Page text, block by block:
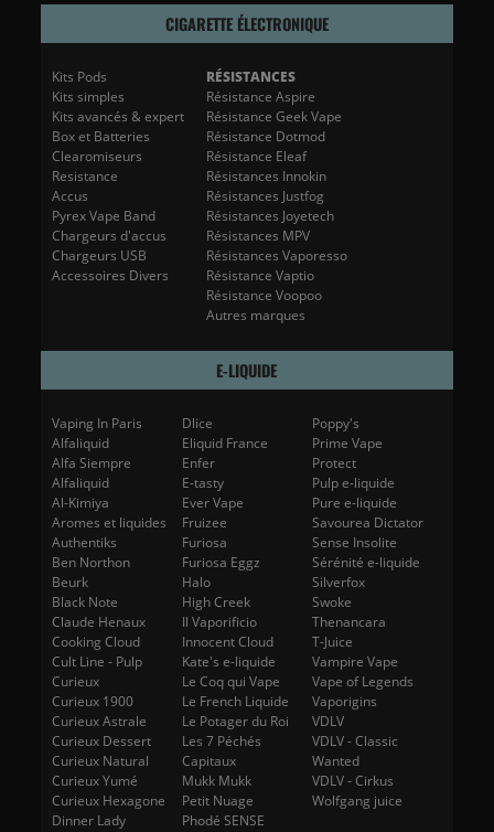
CIGARETTE ÉLECTRONIQUE
Kits Pods
Kits simples
Kits avancés & expert
Box et Batteries
Clearomiseurs
Resistance
Accus
Pyrex Vape Band
Chargeurs d'accus
Chargeurs USB
Accessoires Divers
RÉSISTANCES
Résistance Aspire
Résistance Geek Vape
Résistance Dotmod
Résistance Eleaf
Résistances Innokin
Résistances Justfog
Résistances Joyetech
Résistances MPV
Résistances Vaporesso
Résistance Vaptio
Résistance Voopoo
Autres marques
E-LIQUIDE
Vaping In Paris
Alfaliquid
Alfa Siempre
Alfaliquid
Al-Kimiya
Aromes et liquides
Authentiks
Ben Northon
Beurk
Black Note
Claude Henaux
Cooking Cloud
Cult Line - Pulp
Curieux
Curieux 1900
Curieux Astrale
Curieux Dessert
Curieux Natural
Curieux Yumé
Curieux Hexagone
Dinner Lady
Dlice
Eliquid France
Enfer
E-tasty
Ever Vape
Fruizee
Furiosa
Furiosa Eggz
Halo
High Creek
Il Vaporificio
Innocent Cloud
Kate's e-liquide
Le Coq qui Vape
Le French Liquide
Le Potager du Roi
Les 7 Péchés
Capitaux
Mukk Mukk
Petit Nuage
Phodé SENSE
Poppy's
Prime Vape
Protect
Pulp e-liquide
Pure e-liquide
Savourea Dictator
Sense Insolite
Sérénité e-liquide
Silverfox
Swoke
Thenancara
T-Juice
Vampire Vape
Vape of Legends
Vaporigins
VDLV
VDLV - Classic
Wanted
VDLV - Cirkus
Wolfgang juice